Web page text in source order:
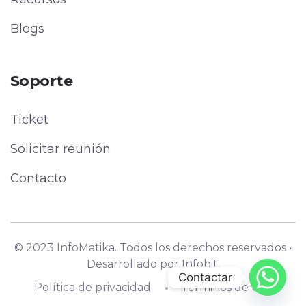
Blogs
Soporte
Ticket
Solicitar reunión
Contacto
© 2023 InfoMatika. Todos los derechos reservados •
Desarrollado por Infobit.
Política de privacidad
Términos de Uso
Contactar